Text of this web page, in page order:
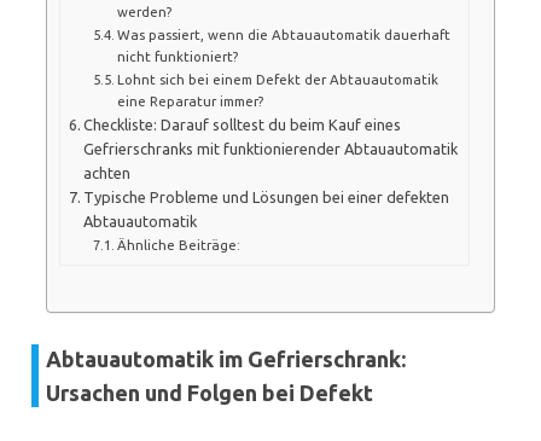
werden?
Was passiert, wenn die Abtauautomatik dauerhaft
nicht funktioniert?
Lohnt sich bei einem Defekt der Abtauautomatik
eine Reparatur immer?
Checkliste: Darauf solltest du beim Kauf eines
Gefrierschranks mit funktionierender Abtauautomatik
achten
Typische Probleme und Lösungen bei einer defekten
Abtauautomatik
Ähnliche Beiträge:
Abtauautomatik im Gefrierschrank:
Ursachen und Folgen bei Defekt